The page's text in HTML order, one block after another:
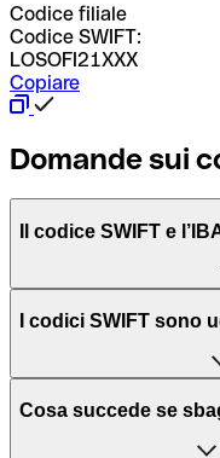
Codice filiale
Codice SWIFT:
LOSOFI21XXX
Copiare
Domande sui
Il codice SWIFT e
L'acronimo SWIFT sta
per l’elaborazione dei
Il BIC, invece, sta per
I codici SWIFT sono
Dipende dalle banche.
Cosa succede se